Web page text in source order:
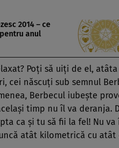
2014 – ce
anul
Poţi să uiţi de el,
cei născuţi sub semnul
Berbecul iubeşte
timp nu îl va deranja.
ca şi tu să fii la fel! Nu
atât kilometrică cu atât